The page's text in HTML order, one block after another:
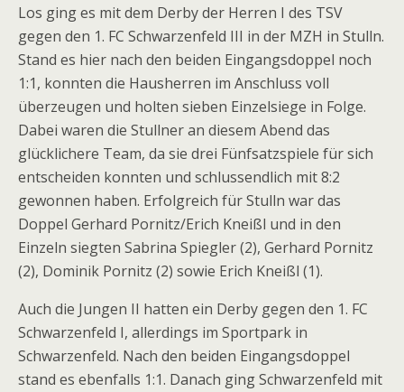
Los ging es mit dem Derby der Herren I des TSV
gegen den 1. FC Schwarzenfeld III in der MZH in Stulln.
Stand es hier nach den beiden Eingangsdoppel noch
1:1, konnten die Hausherren im Anschluss voll
überzeugen und holten sieben Einzelsiege in Folge.
Dabei waren die Stullner an diesem Abend das
glücklichere Team, da sie drei Fünfsatzspiele für sich
entscheiden konnten und schlussendlich mit 8:2
gewonnen haben. Erfolgreich für Stulln war das
Doppel Gerhard Pornitz/Erich Kneißl und in den
Einzeln siegten Sabrina Spiegler (2), Gerhard Pornitz
(2), Dominik Pornitz (2) sowie Erich Kneißl (1).
Auch die Jungen II hatten ein Derby gegen den 1. FC
Schwarzenfeld I, allerdings im Sportpark in
Schwarzenfeld. Nach den beiden Eingangsdoppel
stand es ebenfalls 1:1. Danach ging Schwarzenfeld mit